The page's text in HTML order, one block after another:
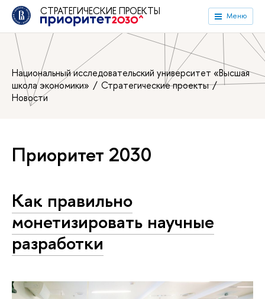
СТРАТЕГИЧЕСКИЕ ПРОЕКТЫ Меню
Национальный исследовательский университет «Высшая
школа экономики»
Стратегические проекты
Новости
Приоритет 2030
Как правильно
монетизировать научные
разработки